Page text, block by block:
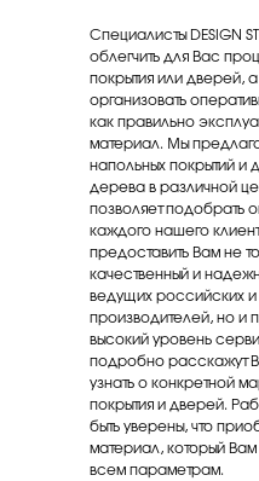
Специалисты DESIGN
облегчить для Вас
покрытия или дверей,
организовать
как правильно
материал. Мы
напольных покрытий и
дерева в различной
позволяет подобрать
каждого нашего
предоставить Вам не
качественный и
ведущих российских
производителей, но и
высокий уровень
подробно расскажут
узнать о конкретной
покрытия и дверей.
быть уверены, что
материал, который
всем параметрам.